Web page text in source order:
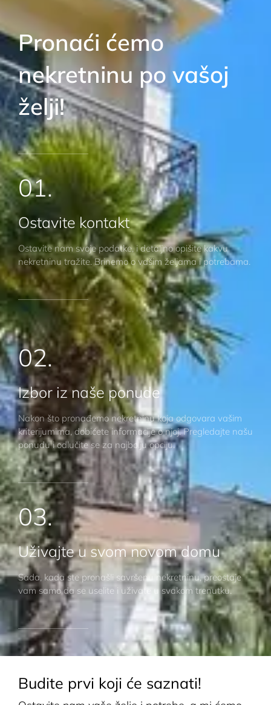
POGLEDAJTE SVE
Pronaći ćemo
nekretninu po vašoj
želji!
01.
Ostavite kontakt
Ostavite nam svoje podatke, i detaljno opišite kakvu
nekretninu tražite. Brinemo o vašim željama i potrebama.
02.
Izbor iz naše ponude
Nakon što pronađemo nekretninu koja odgovara vašim
kriterijumima, dobićete informacije o njoj. Pregledajte našu
ponudu i odlučite se za najbolju opciju.
03.
Uživajte u svom novom domu
Sada, kada ste pronašli savršenu nekretninu, preostaje
vam samo da se uselite i uživate u svakom trenutku.
Budite prvi koji će saznati!